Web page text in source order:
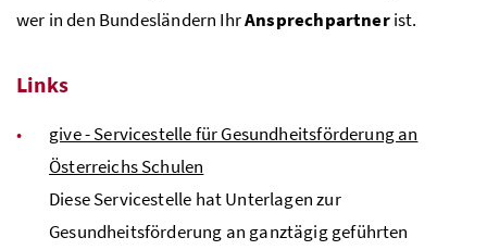
wer in den Bundesländern IhrAnsprechpartnerist.
Links
give - Servicestelle für Gesundheitsförderung an
Österreichs Schulen
Diese Servicestelle hat Unterlagen zur
Gesundheitsförderung an ganztägig geführten